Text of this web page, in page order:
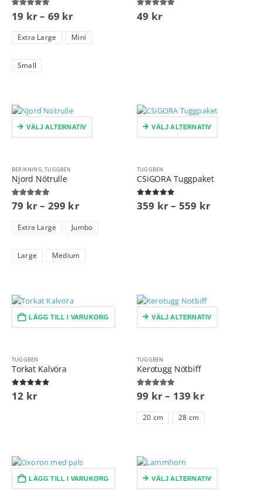
5.00 out of 5
19 kr– 69 kr
Extra Large Mini
Small
4.67 out of 5
49 kr
VÄLJ ALTERNATIV
BERIKNING,TUGGBEN
Njord Nötrulle
5.00 out of 5
79 kr– 299 kr
Extra Large Jumbo
Large Medium
VÄLJ ALTERNATIV
TUGGBEN
CSiGORA Tuggpaket
0out of 5
359 kr– 559 kr
LÄGG TILL I VARUKORG
TUGGBEN
Torkat Kalvöra
0 out of 5
12 kr
VÄLJ ALTERNATIV
TUGGBEN
Kerotugg Nötbiff
5.00 out of 5
99 kr– 139 kr
20 cm 28 cm
LÄGG TILL I VARUKORG VÄLJ ALTERNATIV